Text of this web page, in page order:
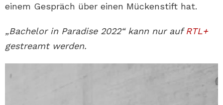
einem Gespräch über einen Mückenstift hat.
„Bachelor in Paradise 2022“ kann nur aufRTL+
gestreamt werden.